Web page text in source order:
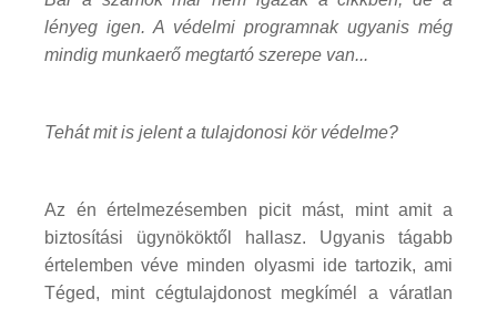
lényeg igen. A védelmi programnak ugyanis még
mindig munkaerő megtartó szerepe van...
Tehát mit is jelent a tulajdonosi kör védelme?
Az én értelmezésemben picit mást, mint amit a
biztosítási ügynököktől hallasz. Ugyanis tágabb
értelemben véve minden olyasmi ide tartozik, ami
Téged, mint cégtulajdonost megkímél a váratlan